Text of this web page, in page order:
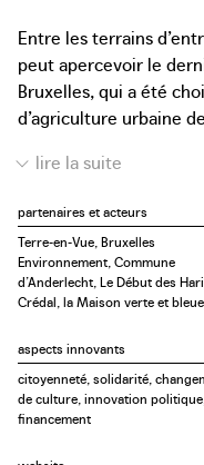
Entre les terrains
peut apercevoir le
Bruxelles, qui a été
d’agriculture urbaine
envergure vise à
L’emploi et le
fondamentales sur
BoerenBruxselPaysans
publiques et
une durée de 3 ans,
infrastructures. Il
partagée pour la
partenaires et acteurs
Terre-en-Vue, Bruxelles
Environnement, Commune
d’Anderlecht, Le Début des
Crédal, la Maison verte et bleue
aspects innovants
citoyenneté, solidarité,
de culture, innovation politique,
financement